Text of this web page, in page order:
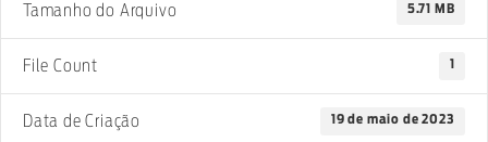
Tamanho do Arquivo 5.71 MB
File Count 1
Data de Criação 19 de maio de 2023